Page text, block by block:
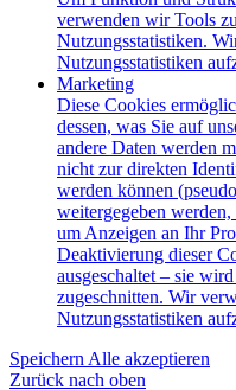
verwenden wir Tools
Nutzungsstatistiken.
Nutzungsstatistiken
Marketing
Diese Cookies
dessen, was Sie auf
andere Daten werden
nicht zur direkten
werden können
weitergegeben
um Anzeigen an Ihr
Deaktivierung dieser
ausgeschaltet – sie
zugeschnitten. Wir
Nutzungsstatistiken
Speichern Alle akzeptieren
Zurück nach oben